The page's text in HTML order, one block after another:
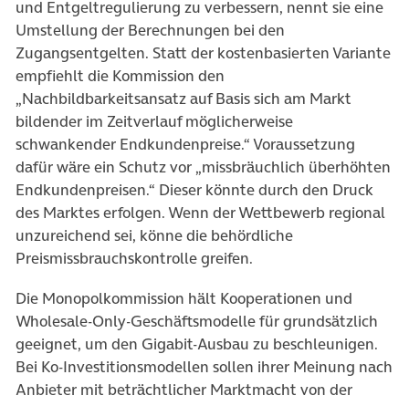
und Entgeltregulierung zu verbessern, nennt sie eine
Umstellung der Berechnungen bei den
Zugangsentgelten. Statt der kostenbasierten Variante
empfiehlt die Kommission den
„Nachbildbarkeitsansatz auf Basis sich am Markt
bildender im Zeitverlauf möglicherweise
schwankender Endkundenpreise.“ Voraussetzung
dafür wäre ein Schutz vor „missbräuchlich überhöhten
Endkundenpreisen.“ Dieser könnte durch den Druck
des Marktes erfolgen. Wenn der Wettbewerb regional
unzureichend sei, könne die behördliche
Preismissbrauchskontrolle greifen.
Die Monopolkommission hält Kooperationen und
Wholesale-Only-Geschäftsmodelle für grundsätzlich
geeignet, um den Gigabit-Ausbau zu beschleunigen.
Bei Ko-Investitionsmodellen sollen ihrer Meinung nach
Anbieter mit beträchtlicher Marktmacht von der